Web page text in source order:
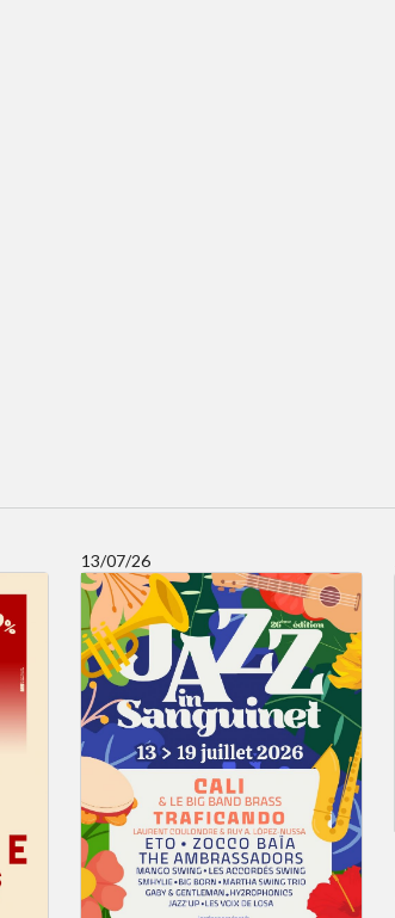
13/07/26